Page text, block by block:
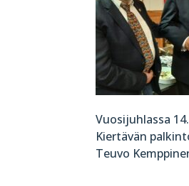
Vuosijuhlassa
Kiertävän
Teuvo